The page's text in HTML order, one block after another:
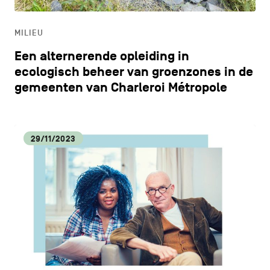
ONDERWIJS
ONTDEKKEN
MILIEU
Een alternerende opleiding in
ecologisch beheer van groenzones in de
gemeenten van Charleroi Métropole
29/11/2023